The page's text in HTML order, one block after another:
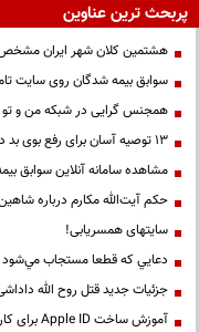
پربحث ترین عناوین
هشتمین کلان شهر ایران
سوابق بیمه شدگان روی سایت
همجنس گرایی در شبکه من و تو
13 توصیه آسان برای رفع بوی بد دهان
مشاهده سامانه آنلاين سوابق
حكم آيت‌الله مكارم درباره
سایتهای همسریابی!
دعايي كه قطعا مستجاب مي‌شود
جزئیات جدید قتل روح الله
آموزش ساخت Apple ID برای کاربران ایرانی